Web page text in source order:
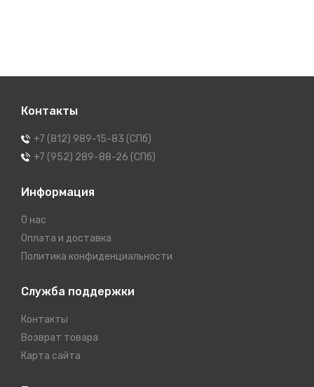
Контакты
+7 (812) 989-15-83 (СПб)
+7 (952) 289-88-26 (СПб)
Информация
О нас
Оплата и доставка
Политика конфиденциальности
Служба поддержки
Контакты
Возврат товара
Карта сайта